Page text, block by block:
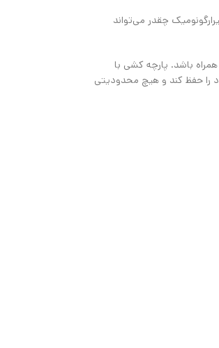
چقدر می‌تواند
باشد. پارچه کشی با
را حفظ کند و هیچ محدودیتی